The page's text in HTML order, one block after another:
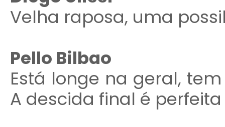
Velha raposa, uma
Pello Bilbao
Está longe na geral,
A descida final é